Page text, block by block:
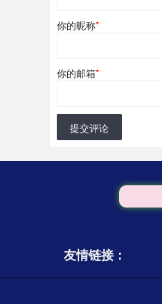
你的昵称*
你的邮箱*
提交评论
友情链接：